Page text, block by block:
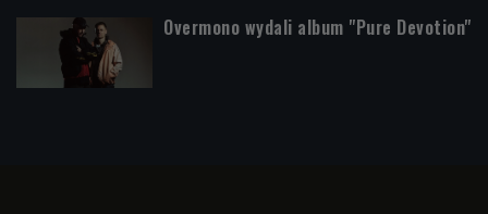
Overmono wydali album "Pure Devotion"